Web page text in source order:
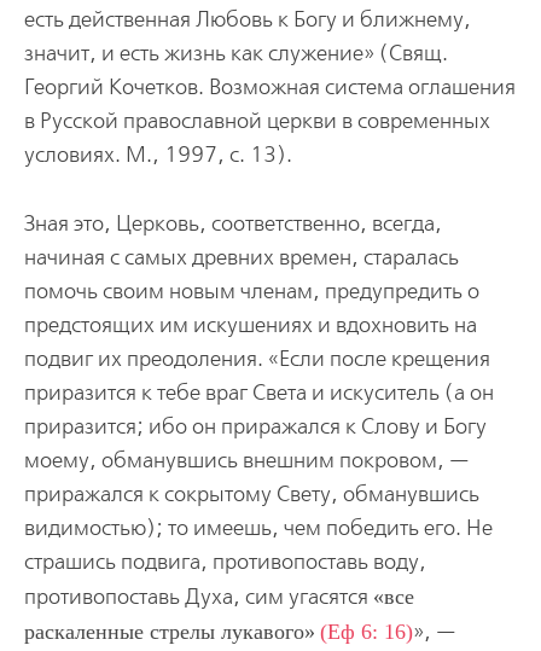
есть действенная Любовь к Богу и ближнему,
значит, и есть жизнь как служение» (Свящ.
Георгий Кочетков. Возможная система оглашения
в Русской православной церкви в современных
условиях. М., 1997, с. 13).
Зная это, Церковь, соответственно, всегда,
начиная с самых древних времен, старалась
помочь своим новым членам, предупредить о
предстоящих им искушениях и вдохновить на
подвиг их преодоления. «Если после крещения
приразится к тебе враг Света и искуситель (а он
приразится; ибо он приражался к Слову и Богу
моему, обманувшись внешним покровом, —
приражался к сокрытому Свету, обманувшись
видимостью); то имеешь, чем победить его. Не
страшись подвига, противопоставь воду,
противопоставь Духа, сим угасятся
все
раскаленные стрелы лукавого
(Еф 6: 16)», —